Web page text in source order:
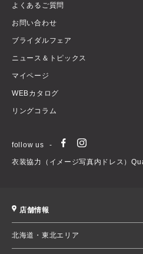
よくあるご質問
お問い合わせ
ブライダルフェア
ニュース＆トピックス
マイページ
WEBカタログ
リングコラム
follow us
衣装協力（イメージ写真内ドレス）
店舗情報
北海道・東北エリア